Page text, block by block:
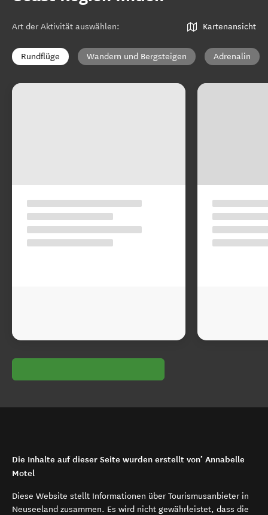
Art der Aktivität auswählen: Kartenansicht
Rundflüge Wandern und Bergsteigen Adrenalin
Die Inhalte auf dieser Seite wurden erstellt von’ Annabelle
Motel
Diese Website stellt Informationen über Tourismusanbieter in
Neuseeland zusammen. Es wird nicht gewährleistet, dass die